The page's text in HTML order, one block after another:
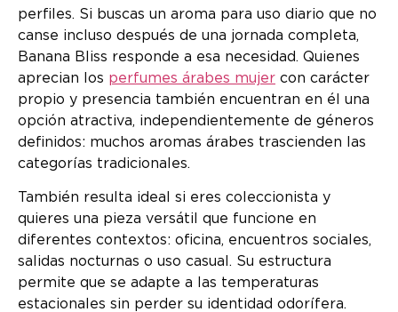
perfiles. Si buscas un aroma para uso diario que no
canse incluso después de una jornada completa,
Banana Bliss responde a esa necesidad. Quienes
aprecian los perfumes árabes mujer con carácter
propio y presencia también encuentran en él una
opción atractiva, independientemente de géneros
definidos: muchos aromas árabes trascienden las
categorías tradicionales.
También resulta ideal si eres coleccionista y
quieres una pieza versátil que funcione en
diferentes contextos: oficina, encuentros sociales,
salidas nocturnas o uso casual. Su estructura
permite que se adapte a las temperaturas
estacionales sin perder su identidad odorífera.